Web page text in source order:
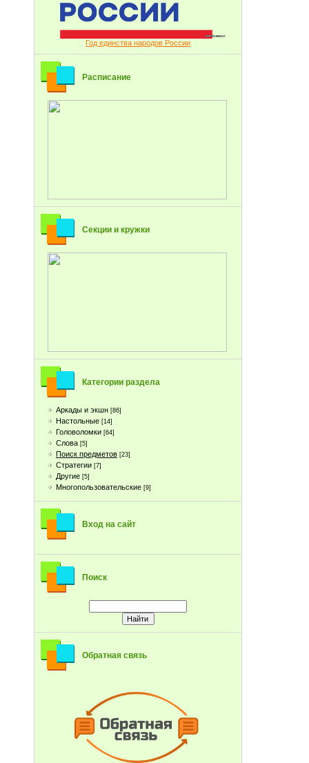
Год единства народов России
Расписание
Секции и кружки
Категории раздела
Аркады и экшн [86]
Настольные [14]
Головоломки [64]
Слова [5]
Поиск предметов [23]
Стратегии [7]
Другие [5]
Многопользовательские [9]
Вход на сайт
Поиск
Обратная связь